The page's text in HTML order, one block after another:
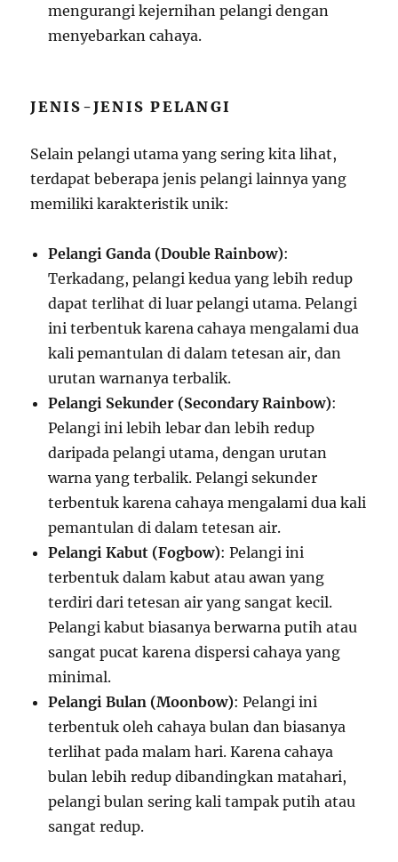
mengurangi kejernihan pelangi dengan
menyebarkan cahaya.
JENIS-JENIS PELANGI
Selain pelangi utama yang sering kita lihat,
terdapat beberapa jenis pelangi lainnya yang
memiliki karakteristik unik:
Pelangi Ganda (Double Rainbow):
Terkadang, pelangi kedua yang lebih redup
dapat terlihat di luar pelangi utama. Pelangi
ini terbentuk karena cahaya mengalami dua
kali pemantulan di dalam tetesan air, dan
urutan warnanya terbalik.
Pelangi Sekunder (Secondary Rainbow):
Pelangi ini lebih lebar dan lebih redup
daripada pelangi utama, dengan urutan
warna yang terbalik. Pelangi sekunder
terbentuk karena cahaya mengalami dua kali
pemantulan di dalam tetesan air.
Pelangi Kabut (Fogbow): Pelangi ini
terbentuk dalam kabut atau awan yang
terdiri dari tetesan air yang sangat kecil.
Pelangi kabut biasanya berwarna putih atau
sangat pucat karena dispersi cahaya yang
minimal.
Pelangi Bulan (Moonbow): Pelangi ini
terbentuk oleh cahaya bulan dan biasanya
terlihat pada malam hari. Karena cahaya
bulan lebih redup dibandingkan matahari,
pelangi bulan sering kali tampak putih atau
sangat redup.